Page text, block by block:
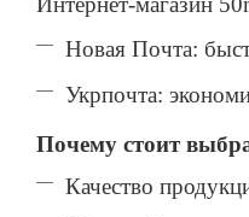
Новая Почта:
Укрпочта:
Почему стоит
Качество